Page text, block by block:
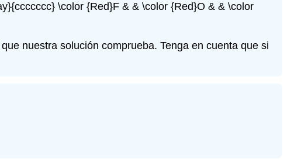
\color {Red}F & & \color {Red}O & & \color
nuestra solución comprueba. Tenga en cuenta que si